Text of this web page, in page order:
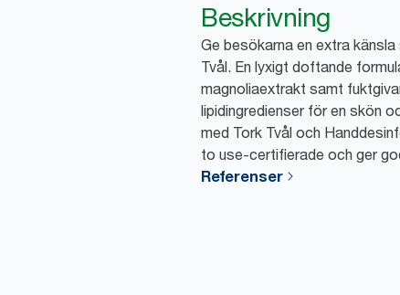
Beskrivning
Ge besökarna en extra
Tvål. En lyxigt doftande
magnoliaextrakt samt
lipidingredienser för en skön
med Tork Tvål och
to use-certifierade och ger
Referenser